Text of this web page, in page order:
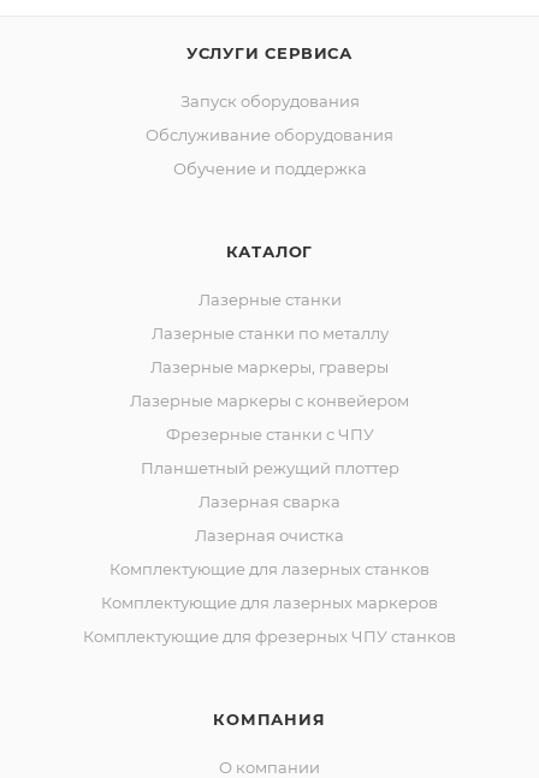
УСЛУГИ СЕРВИСА
Запуск оборудования
Обслуживание оборудования
Обучение и поддержка
КАТАЛОГ
Лазерные станки
Лазерные станки по металлу
Лазерные маркеры, граверы
Лазерные маркеры с конвейером
Фрезерные станки с ЧПУ
Планшетный режущий плоттер
Лазерная сварка
Лазерная очистка
Комплектующие для лазерных станков
Комплектующие для лазерных маркеров
Комплектующие для фрезерных ЧПУ станков
КОМПАНИЯ
О компании